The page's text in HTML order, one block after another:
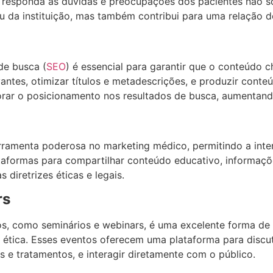
da instituição, mas também contribui para uma relação
busca (SEO) é essencial para garantir que o conteúdo
otimizar títulos e metadescrições, e produzir
o posicionamento nos resultados de busca,
poderosa no marketing médico, permitindo a
para compartilhar conteúdo educativo,
diretrizes éticas e legais.
como seminários e webinars, é uma excelente forma
Esses eventos oferecem uma plataforma para
e tratamentos, e interagir diretamente com o público.